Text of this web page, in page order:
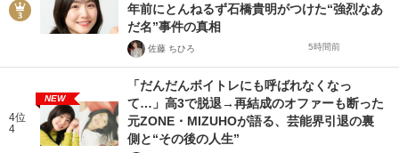
年前にとんねるず石橋貴明がつけた“強烈なあ
だ名”事件の真相
佐藤 ちひろ 5時間前
4位
4
NEW
「だんだんボイトレにも呼ばれなくなっ
て…」高3で脱退→再結成のオファーも断った
元ZONE・MIZUHOが語る、芸能界引退の裏
側と“その後の人生”